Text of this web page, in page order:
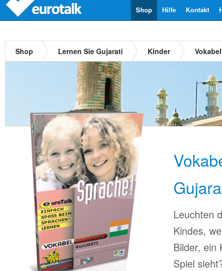
Kontakt
Hilfe
Shop
Shop Lernen Sie Gujarati Kinder
Leuchten
Kindes,
Bilder, ein
Spiel